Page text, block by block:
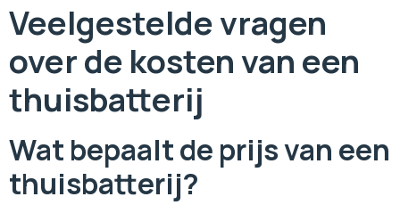
Veelgestelde vragen
over de kosten van een
thuisbatterij
Wat bepaalt de prijs van een
thuisbatterij?